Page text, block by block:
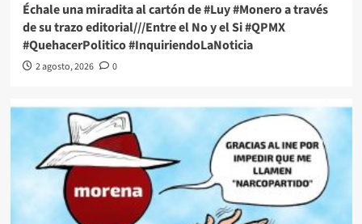
Échale una miradita al cartón de #Luy #Monero a través
de su trazo editorial///Entre el No y el Si #QPMX
#QuehacerPolitico #InquiriendoLaNoticia
2 agosto, 2026 0